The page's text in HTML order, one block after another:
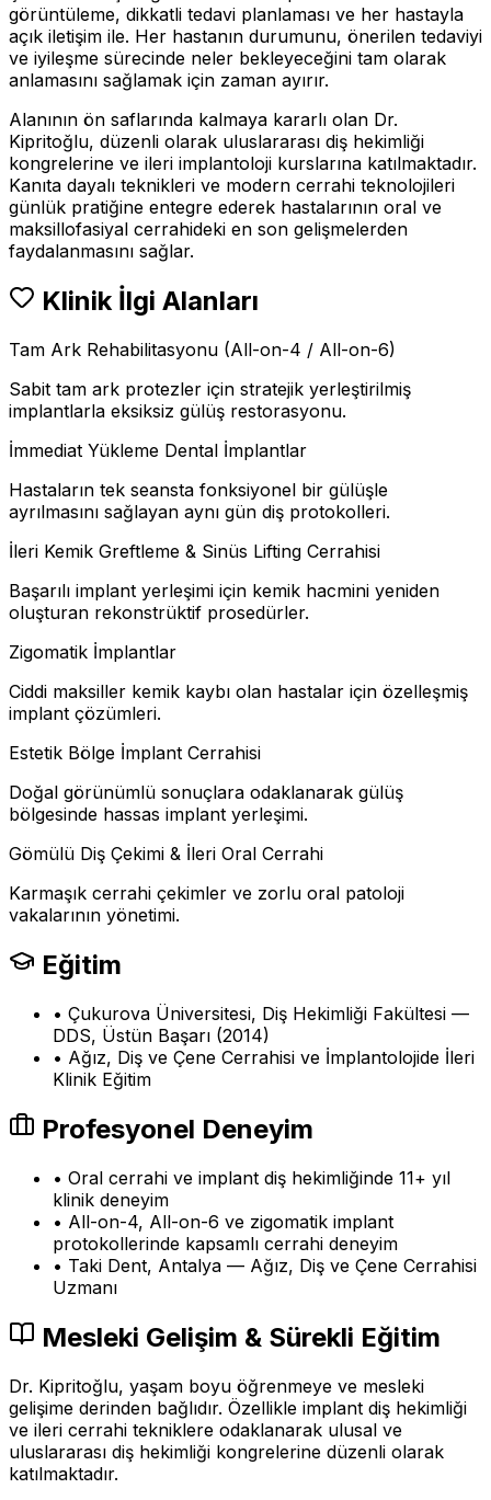
görüntüleme, dikkatli tedavi planlaması ve her hastayla
açık iletişim ile. Her hastanın durumunu, önerilen tedaviyi
ve iyileşme sürecinde neler bekleyeceğini tam olarak
anlamasını sağlamak için zaman ayırır.
Alanının ön saflarında kalmaya kararlı olan Dr.
Kipritoğlu, düzenli olarak uluslararası diş hekimliği
kongrelerine ve ileri implantoloji kurslarına katılmaktadır.
Kanıta dayalı teknikleri ve modern cerrahi teknolojileri
günlük pratiğine entegre ederek hastalarının oral ve
maksillofasiyal cerrahideki en son gelişmelerden
faydalanmasını sağlar.
Klinik İlgi Alanları
Tam Ark Rehabilitasyonu (All-on-4 / All-on-6)
Sabit tam ark protezler için stratejik yerleştirilmiş
implantlarla eksiksiz gülüş restorasyonu.
İmmediat Yükleme Dental İmplantlar
Hastaların tek seansta fonksiyonel bir gülüşle
ayrılmasını sağlayan aynı gün diş protokolleri.
İleri Kemik Greftleme & Sinüs Lifting Cerrahisi
Başarılı implant yerleşimi için kemik hacmini yeniden
oluşturan rekonstrüktif prosedürler.
Zigomatik İmplantlar
Ciddi maksiller kemik kaybı olan hastalar için özelleşmiş
implant çözümleri.
Estetik Bölge İmplant Cerrahisi
Doğal görünümlü sonuçlara odaklanarak gülüş
bölgesinde hassas implant yerleşimi.
Gömülü Diş Çekimi & İleri Oral Cerrahi
Karmaşık cerrahi çekimler ve zorlu oral patoloji
vakalarının yönetimi.
Eğitim
• Çukurova Üniversitesi, Diş Hekimliği Fakültesi —
DDS, Üstün Başarı (2014)
• Ağız, Diş ve Çene Cerrahisi ve İmplantolojide İleri
Klinik Eğitim
Profesyonel Deneyim
• Oral cerrahi ve implant diş hekimliğinde 11+ yıl
klinik deneyim
• All-on-4, All-on-6 ve zigomatik implant
protokollerinde kapsamlı cerrahi deneyim
• Taki Dent, Antalya — Ağız, Diş ve Çene Cerrahisi
Uzmanı
Mesleki Gelişim & Sürekli Eğitim
Dr. Kipritoğlu, yaşam boyu öğrenmeye ve mesleki
gelişime derinden bağlıdır. Özellikle implant diş hekimliği
ve ileri cerrahi tekniklere odaklanarak ulusal ve
uluslararası diş hekimliği kongrelerine düzenli olarak
katılmaktadır.